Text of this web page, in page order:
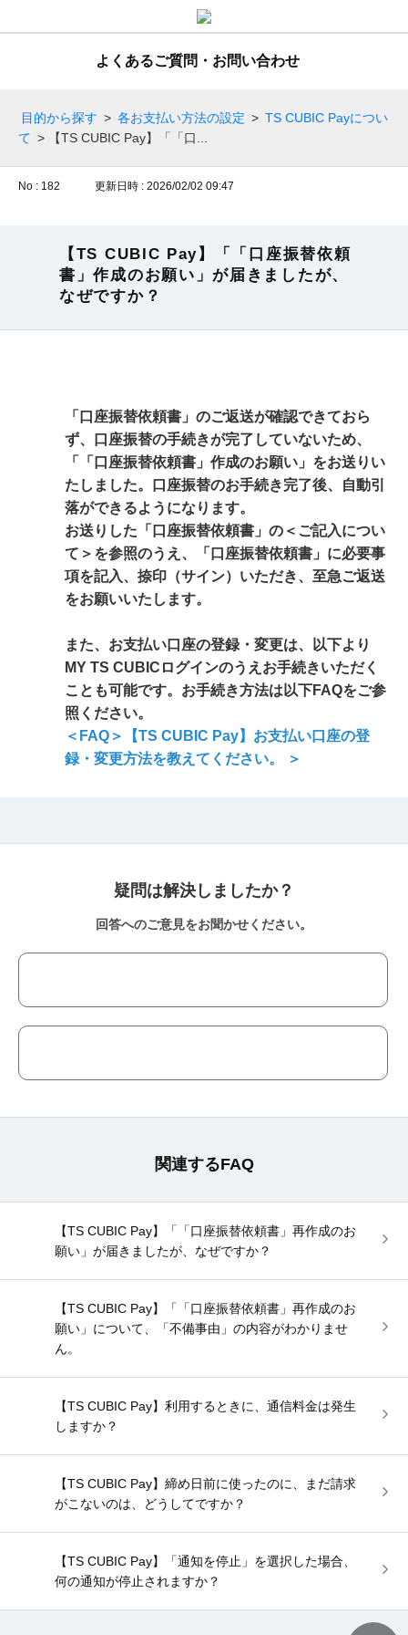
よくあるご質問・お問い合わせ
目的から探す > 各お支払い方法の設定 > TS CUBIC Payについ
て > 【TS CUBIC Pay】「「口...
No : 182 更新日時 : 2026/02/02 09:47
【TS CUBIC Pay】「「口座振替依頼
書」作成のお願い」が届きましたが、
なぜですか？
「口座振替依頼書」のご返送が確認できておら
ず、口座振替の手続きが完了していないため、
「「口座振替依頼書」作成のお願い」をお送りい
たしました。口座振替のお手続き完了後、自動引
落ができるようになります。
お送りした「口座振替依頼書」の＜ご記入につい
て＞を参照のうえ、「口座振替依頼書」に必要事
項を記入、捺印（サイン）いただき、至急ご返送
をお願いいたします。
また、お支払い口座の登録・変更は、以下より
MY TS CUBICログインのうえお手続きいただく
ことも可能です。お手続き方法は以下FAQをご参
照ください。
＜FAQ＞【TS CUBIC Pay】お支払い口座の登
録・変更方法を教えてください。 ＞
疑問は解決しましたか？
回答へのご意見をお聞かせください。
関連するFAQ
【TS CUBIC Pay】「「口座振替依頼書」再作成のお
願い」が届きましたが、なぜですか？
【TS CUBIC Pay】「「口座振替依頼書」再作成のお
願い」について、「不備事由」の内容がわかりませ
ん。
【TS CUBIC Pay】利用するときに、通信料金は発生
しますか？
【TS CUBIC Pay】締め日前に使ったのに、まだ請求
がこないのは、どうしてですか？
【TS CUBIC Pay】「通知を停止」を選択した場合、
何の通知が停止されますか？